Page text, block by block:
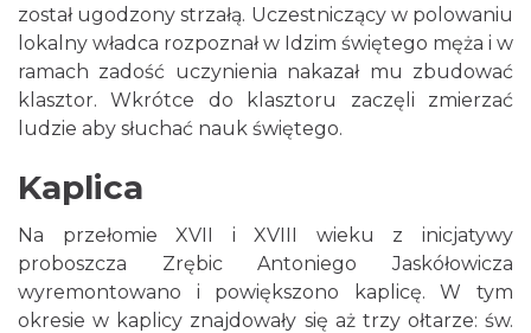
został ugodzony strzałą. Uczestniczący w polowaniu
lokalny władca rozpoznał w Idzim świętego męża i w
ramach zadość uczynienia nakazał mu zbudować
klasztor. Wkrótce do klasztoru zaczęli zmierzać
ludzie aby słuchać nauk świętego.
Kaplica
Na przełomie XVII i XVIII wieku z inicjatywy
proboszcza Zrębic Antoniego Jaskółowicza
wyremontowano i powiększono kaplicę. W tym
okresie w kaplicy znajdowały się aż trzy ołtarze: św.